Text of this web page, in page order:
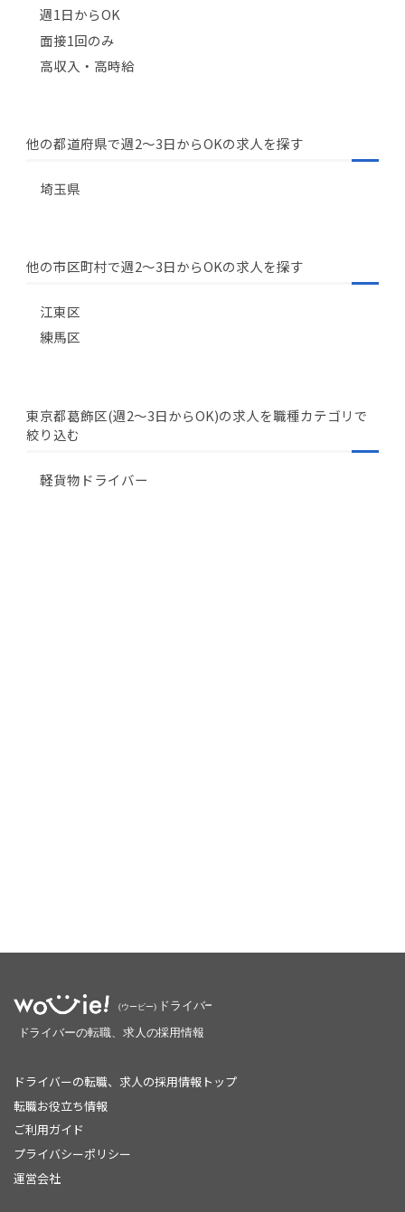
週1日からOK
面接1回のみ
高収入・高時給
他の都道府県で週2〜3日からOKの求人を探す
埼玉県
他の市区町村で週2〜3日からOKの求人を探す
江東区
練馬区
東京都葛飾区(週2〜3日からOK)の求人を職種カテゴリで
絞り込む
軽貨物ドライバー
ドライバーの転職、求人の採用情報トップ
転職お役立ち情報
ご利用ガイド
プライバシーポリシー
運営会社